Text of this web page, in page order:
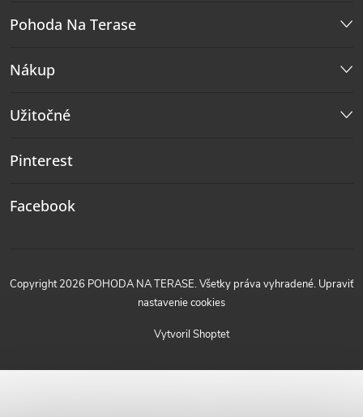
Pohoda Na Terase
Nákup
Užitočné
Pinterest
Facebook
Vytvoril Shoptet
Copyright 2026 POHODA NA TERASE. Všetky práva vyhradené. Upraviť
nastavenie cookies